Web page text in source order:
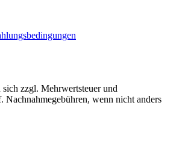
zzgl. Mehrwertsteuer und
Nachnahmegebühren, wenn nicht anders